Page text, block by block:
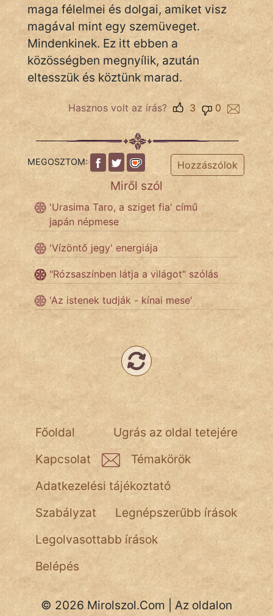
maga félelmei és dolgai, amiket visz
magával mint egy szemüveget.
Mindenkinek. Ez itt ebben a
közösségben megnyílik, azután
eltesszük és köztünk marad.
Hasznos volt az írás? 0
3
MEGOSZTOM: Hozzászólok
Miről szól
'Urasima Taro, a sziget fia' című
japán népmese
'Vízöntő jegy' energiája
"Rózsaszínben látja a világot" szólás
'Az istenek tudják - kínai mese'
Ugrás az oldal tetejére
Főoldal
Kapcsolat
Témakörök
Adatkezelési tájékoztató
Szabályzat
Legnépszerűbb írások
Legolvasottabb írások
Belépés
© 2026 Mirolszol.Com | Az oldalon